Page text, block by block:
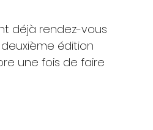
déjà rendez-vous
deuxième édition
une fois de faire